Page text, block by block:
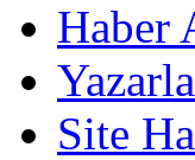
Haber
Site